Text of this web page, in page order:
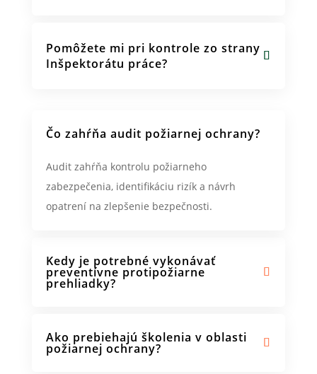
Pomôžete mi pri kontrole zo strany
Inšpektorátu práce?
Čo zahŕňa audit požiarnej ochrany?
Audit zahŕňa kontrolu požiarneho
zabezpečenia, identifikáciu rizík a návrh
opatrení na zlepšenie bezpečnosti.
Kedy je potrebné vykonávať
preventívne protipožiarne
prehliadky?
Ako prebiehajú školenia v oblasti
požiarnej ochrany?